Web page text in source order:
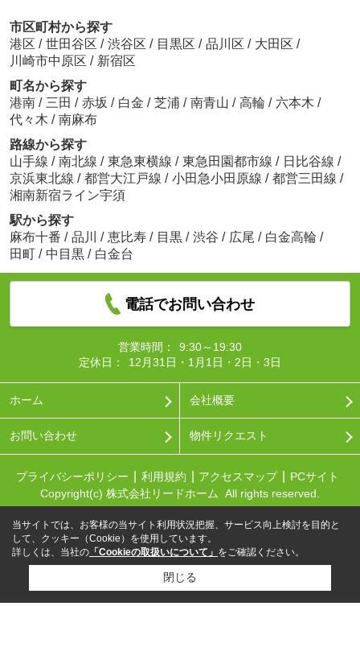
市区町村から探す
港区 / 世田谷区 / 渋谷区 / 目黒区 / 品川区 / 大田区 /
川崎市中原区 / 新宿区
町名から探す
港南 / 三田 / 赤坂 / 白金 / 芝浦 / 南青山 / 高輪 / 六本木 /
代々木 / 南麻布
路線から探す
山手線 / 南北線 / 東急東横線 / 東急田園都市線 / 日比谷線 /
京浜東北線 / 都営大江戸線 / 小田急小田原線 / 都営三田線 /
湘南新宿ライン宇須
駅から探す
麻布十番 / 品川 / 恵比寿 / 目黒 / 渋谷 / 広尾 / 白金高輪 /
田町 / 中目黒 / 白金台
電話でお問い合わせ
営業時間：
9:30～19:30
定休日：
12月31日・1月1日・2日・3日
ホーム 会社概要
お問い合わせ 物件リクエスト
プライバシーポリシー 利用規約 アクセスマップ
PCサイト
Copyright(c) 株式会社リードホーム All rights reserved.
当サイトでは、お客様の当サイト利用状況把握、サービス向上検討を目的と
して、クッキー（Cookie）を使用しています。
詳しくは、当社の 「Cookieの取扱いについて」 をご確認ください。
閉じる